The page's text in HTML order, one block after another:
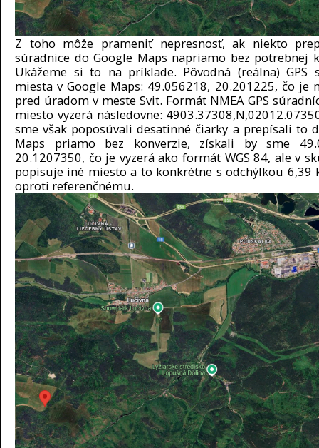
Z toho môže prameniť nepresnosť, ak niekto
súradnice do Google Maps napriamo bez potrebnej
Ukážeme si to na príklade. Pôvodná (reálna) GPS
miesta v Google Maps: 49.056218, 20.201225, čo je
pred úradom v meste Svit. Formát NMEA GPS
miesto vyzerá následovne:
sme však poposúvali desatinné čiarky a prepísali to
Maps priamo bez konverzie, získali by sme
20.1207350, čo je vyzerá ako formát WGS 84, ale v
popisuje iné miesto a to konkrétne s odchýlkou 6,39
oproti referenčnému.